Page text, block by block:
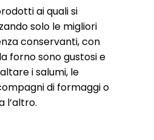
ai quali si
solo le migliori
conservanti, con
forno sono gustosi e
i salumi, le
di formaggi o
l’altro.